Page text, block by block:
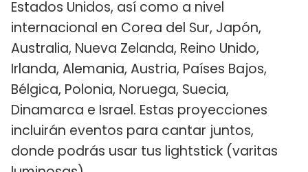
Estados Unidos, así como a nivel
internacional en Corea del Sur, Japón,
Australia, Nueva Zelanda, Reino Unido,
Irlanda, Alemania, Austria, Países Bajos,
Bélgica, Polonia, Noruega, Suecia,
Dinamarca e Israel. Estas proyecciones
incluirán eventos para cantar juntos,
donde podrás usar tus lightstick (varitas